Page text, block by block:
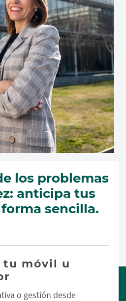
los problemas
anticipa tus
sencilla.
tu móvil u
o gestión desde